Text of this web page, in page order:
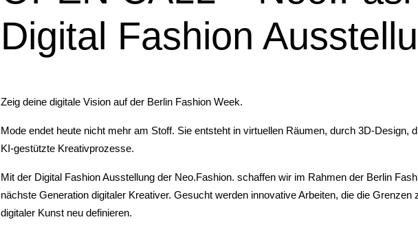
Digital Fashion
Zeig deine digitale Vision auf der Berlin Fashion Week.
Mode endet heute nicht mehr am Stoff. Sie entsteht in virtuellen Räumen, durch 3D-Design,
KI-gestützte Kreativprozesse.
Mit der Digital Fashion Ausstellung der Neo.Fashion. schaffen wir im Rahmen der Berlin
nächste Generation digitaler Kreativer. Gesucht werden innovative Arbeiten, die die Grenzen
digitaler Kunst neu definieren.